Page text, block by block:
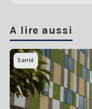
A lire aussi
Santé